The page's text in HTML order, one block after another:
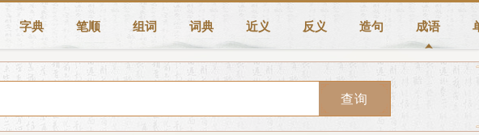
字典 笔顺 组词 词典 近义 反义 造句 成语
查询